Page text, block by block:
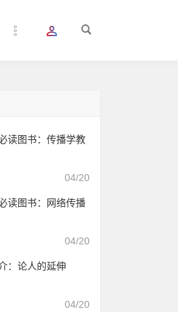
读图书：传播学教
04/20
读图书：网络传播
04/20
：论人的延伸
04/20